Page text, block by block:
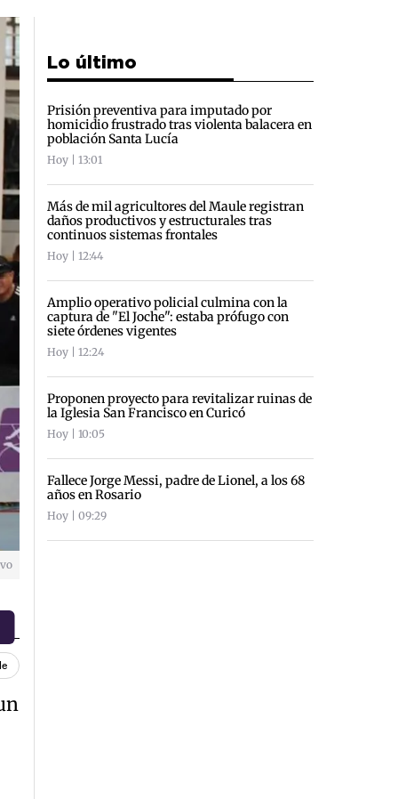
Lo último
Prisión preventiva para imputado por
homicidio frustrado tras violenta balacera en
población Santa Lucía
Hoy | 13:01
Más de mil agricultores del Maule registran
daños productivos y estructurales tras
continuos sistemas frontales
Hoy | 12:44
Amplio operativo policial culmina con la
captura de "El Joche": estaba prófugo con
siete órdenes vigentes
Hoy | 12:24
Proponen proyecto para revitalizar ruinas de
la Iglesia San Francisco en Curicó
Hoy | 10:05
Fallece Jorge Messi, padre de Lionel, a los 68
años en Rosario
Hoy | 09:29